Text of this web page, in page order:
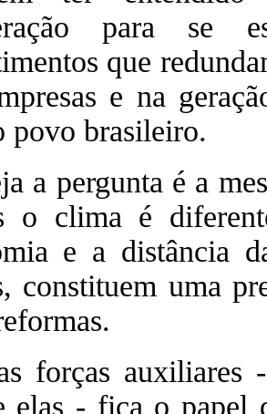
para se
que
e na
povo brasileiro.
a pergunta é a
o clima é
e a distância
constituem uma
forças auxiliares
elas - fica o papel